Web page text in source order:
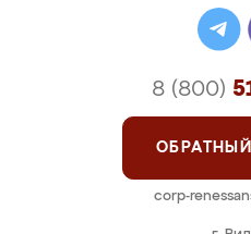
8 (800)
corp-